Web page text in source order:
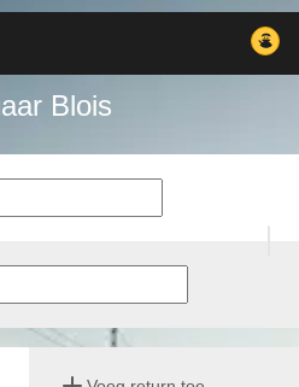
Blois